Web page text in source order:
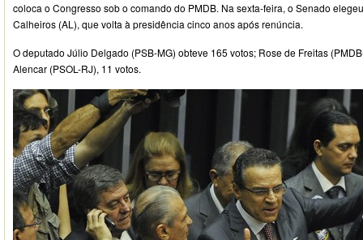
coloca o Congresso sob o comando do PMDB. Na sexta-feira, o Senado
Calheiros (AL), que volta à presidência cinco anos após renúncia.
O deputado Júlio Delgado (PSB-MG) obteve 165 votos; Rose de Freitas
Alencar (PSOL-RJ), 11 votos.